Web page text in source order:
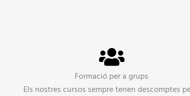
Formació per a grups
Els nostres cursos sempre tenen descomptes